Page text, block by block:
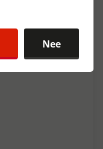
Nee